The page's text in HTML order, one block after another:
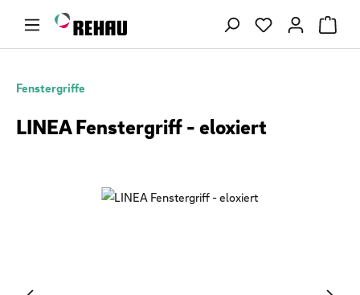
Zum Hauptinhalt springen Du hast 0
Fenstergriffe
LINEA Fenstergriff - eloxiert
Bildergalerie überspringen